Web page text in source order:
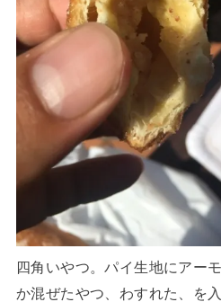
四角いやつ。パイ生地にアー
か混ぜたやつ、わすれた、を